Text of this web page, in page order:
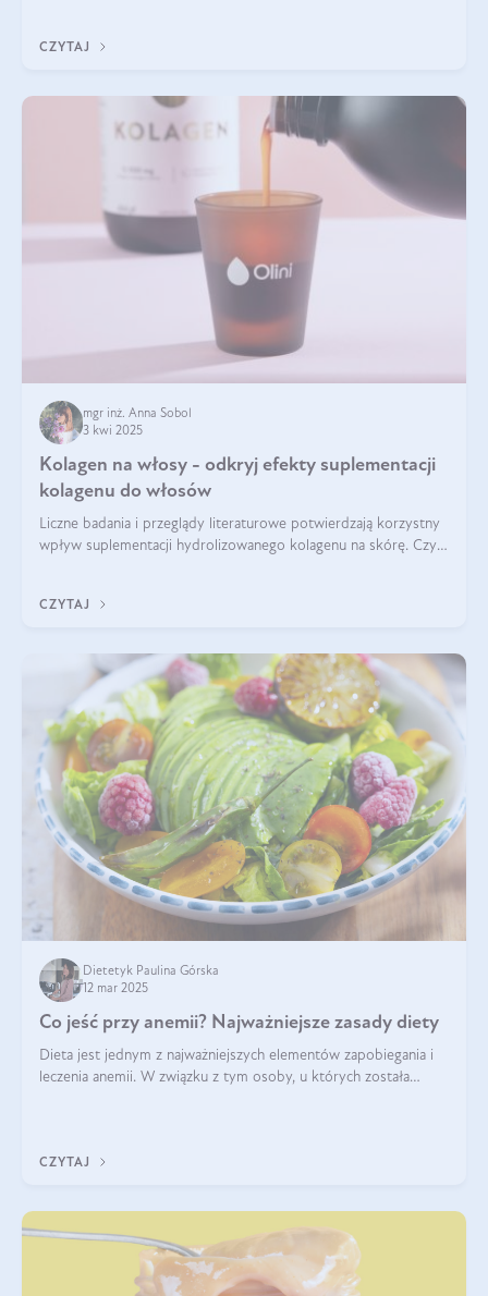
CZYTAJ
mgr inż. Anna Sobol
3 kwi 2025
Kolagen na włosy - odkryj efekty suplementacji
kolagenu do włosów
Liczne badania i przeglądy literaturowe potwierdzają korzystny
wpływ suplementacji hydrolizowanego kolagenu na skórę. Czy
CZYTAJ
Dietetyk Paulina Górska
12 mar 2025
Co jeść przy anemii? Najważniejsze zasady diety
Dieta jest jednym z najważniejszych elementów zapobiegania i
leczenia anemii. W związku z tym osoby, u których została
CZYTAJ